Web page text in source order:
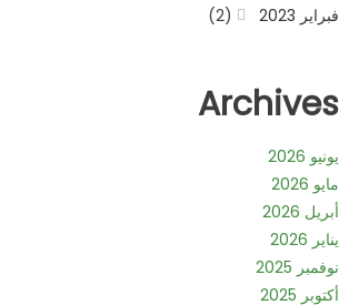
فبراير 2023 (2)
Archives
يونيو 2026
مايو 2026
أبريل 2026
يناير 2026
نوفمبر 2025
أكتوبر 2025